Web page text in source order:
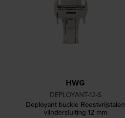
HWG
DEPLOYANT-12-S
Deployant buckle Roestvrijstalen
vlindersluiting 12 mm